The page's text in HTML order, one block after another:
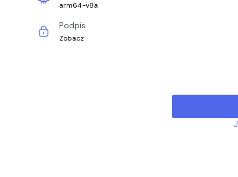
arm64-v8a
Podpis
Zobacz